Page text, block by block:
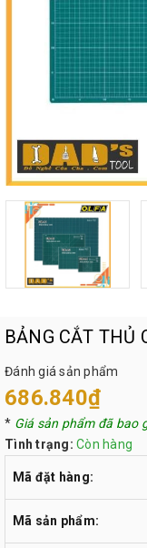
BẢNG CẮT THỦ
Đánh giá sản phẩm
686.840₫
* Giá sản phẩm đã bao
Tình trạng: Còn hàng
Mã đặt hàng:
Mã sản phẩm: